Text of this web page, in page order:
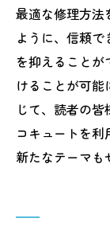
最適な修理方法
ように、信頼
を抑えること
けることが可
じて、読者の
コキュートを
新たなテーマも